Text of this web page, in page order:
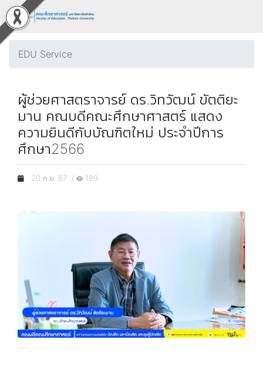
EDU Service
ผู้ช่วยศาสตราจารย์ ดร.วิทวัฒน์ ขัตติยะ
มาน คณบดีคณะศึกษาศาสตร์ แสดง
ความยินดีกับบัณฑิตใหม่ ประจำปีการ
ศึกษา2566
20 ก.ย. 67 / 189